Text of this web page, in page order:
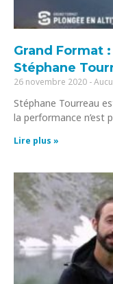
Grand Format
Stéphane
26 novembre 2020
Stéphane Tourreau
la performance n’est
Lire plus »